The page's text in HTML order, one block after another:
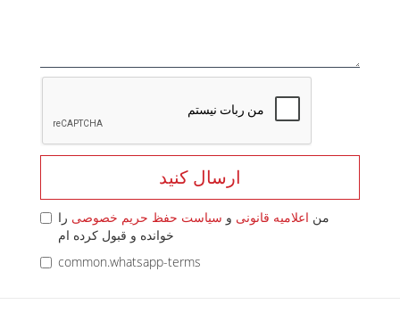
ارسال کنید
من اعلامیه قانونی و سیاست حفظ حریم خصوصی را
خوانده و قبول کرده ام
common.whatsapp-terms